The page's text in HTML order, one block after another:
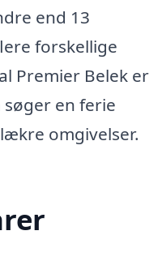
end 13
forskellige
Premier Belek er
en ferie
omgivelser.